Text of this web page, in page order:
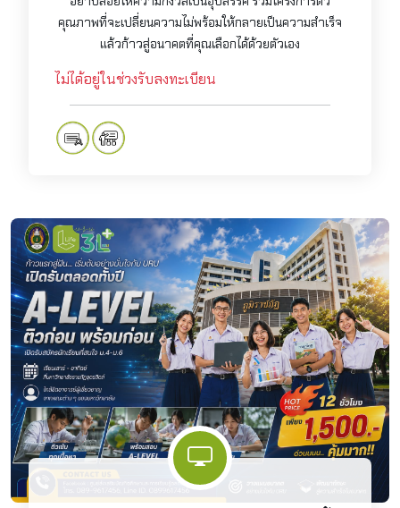
คุณภาพที่จะเปลี่ยนความไม่พร้อมให้กลายเป็นความสำเร็จ
แล้วก้าวสู่อนาคตที่คุณเลือกได้ด้วยตัวเอง
ไม่ได้อยู่ในช่วงรับลงทะเบียน